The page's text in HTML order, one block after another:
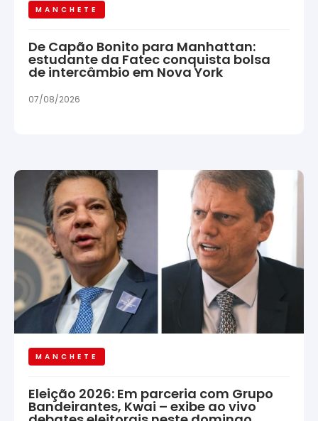
MANCHETE
De Capão Bonito para Manhattan:
estudante da Fatec conquista bolsa
de intercâmbio em Nova York
07/08/2026
MANCHETE
Eleição 2026: Em parceria com Grupo
Bandeirantes, Kwai – exibe ao vivo